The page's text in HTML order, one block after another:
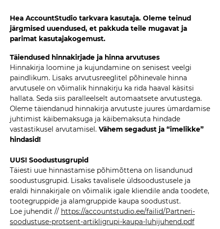
Hea AccountStudio tarkvara kasutaja. Oleme teinud
järgmised uuendused, et pakkuda teile mugavat ja
parimat kasutajakogemust.
Täiendused hinnakirjade ja hinna arvutuses
Hinnakirja loomine ja kujundamine on senisest veelgi
paindlikum. Lisaks arvutusreeglitel põhinevale hinna
arvutusele on võimalik hinnakirju ka rida haaval käsitsi
hallata. Seda siis paralleelselt automaatsete arvutustega.
Oleme täiendanud hinnakirja arvutuste juures ümardamise
juhtimist käibemaksuga ja käibemaksuta hindade
vastastikusel arvutamisel. Vähem segadust ja “imelikke”
hindasid!
UUS! Soodustusgrupid
Täiesti uue hinnastamise põhimõttena on lisandunud
soodustusgrupid. Lisaks tavalisele üldsoodustusele ja
eraldi hinnakirjale on võimalik igale kliendile anda toodete,
tootegruppide ja alamgruppide kaupa soodustust.
Loe juhendit // https://accountstudio.ee/failid/Partneri-
soodustuse-protsent-artikligrupi-kaupa-luhijuhend.pdf